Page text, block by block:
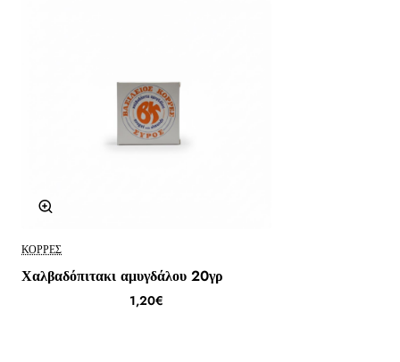
ΚΟΡΡΈΣ
Χαλβαδόπιτακι αμυγδάλου 20γρ
1,20€